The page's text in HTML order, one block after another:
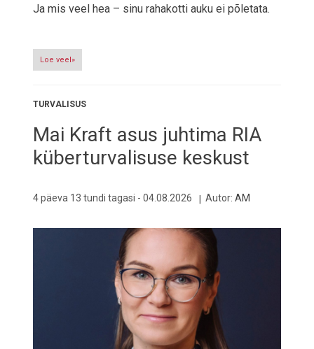
Ja mis veel hea – sinu rahakotti auku ei põletata.
Loe veel»
TURVALISUS
Mai Kraft asus juhtima RIA
küberturvalisuse keskust
4 päeva 13 tundi tagasi - 04.08.2026 Autor: AM